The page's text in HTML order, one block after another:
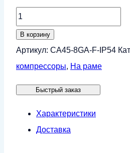
Количество
товара
Винтовой
компрессор
CA45-
8GA-
В корзину
Артикул: CA45-8GA-F-IP54
компрессоры, На раме
Быстрый заказ
Характеристики
Доставка